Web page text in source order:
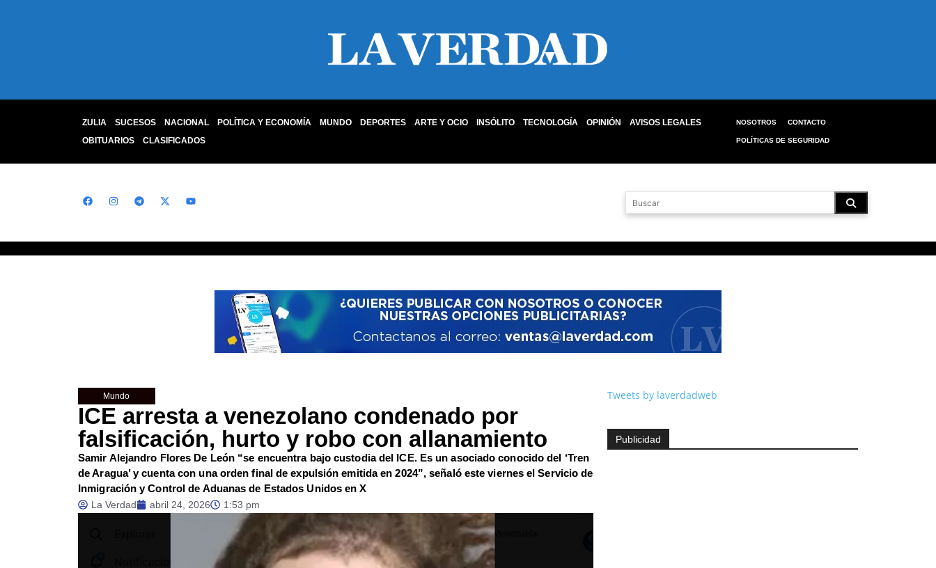
ZULIA SUCESOS NACIONAL POLÍTICA Y ECONOMÍA MUNDO DEPORTES ARTE Y OCIO INSÓLITO TECNOLOGÍA OPINIÓN
AVISOS LEGALES
OBITUARIOS
CLASIFICADOS
NOSOTROS CONTACTO
POLÍTICAS DE SEGURIDAD
Mundo
ICE arresta a venezolano condenado por
falsificación, hurto y robo con allanamiento
Samir Alejandro Flores De León “se encuentra bajo custodia del ICE. Es un asociado conocido del ‘Tren
de Aragua’ y cuenta con una orden final de expulsión emitida en 2024”, señaló este viernes el Servicio de
Inmigración y Control de Aduanas de Estados Unidos en X
La Verdad abril 24, 2026 1:53 pm
Tweets by laverdadweb
Publicidad